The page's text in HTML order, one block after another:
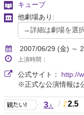
キューブ
他劇場あり:
2007/06/29 (金) ～
上演時間：
公式サイト： http://
※正式な公演情報は
3人 / 2.5